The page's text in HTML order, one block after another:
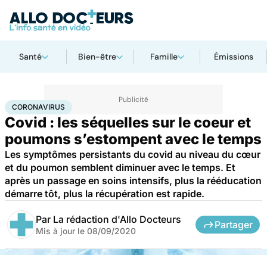
Santé Bien-être Famille Émissions
AccueilSantéMaladies Coronavirus
CORONAVIRUS
Covid : les séquelles sur le coeur et
poumons s’estompent avec le temps
Les symptômes persistants du covid au niveau du cœur
et du poumon semblent diminuer avec le temps. Et
après un passage en soins intensifs, plus la rééducation
démarre tôt, plus la récupération est rapide.
Par La rédaction d'Allo Docteurs
Mis à jour le 08/09/2020
Partager